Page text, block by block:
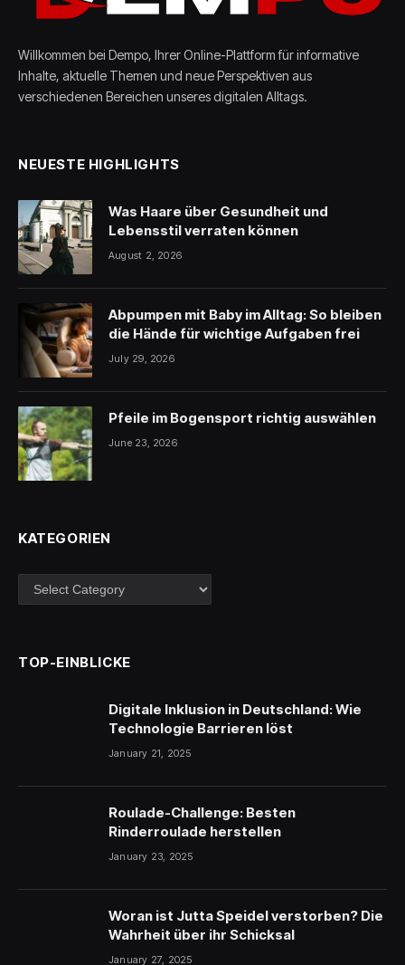
Willkommen bei Dempo, Ihrer Online-Plattform für informative
Inhalte, aktuelle Themen und neue Perspektiven aus
verschiedenen Bereichen unseres digitalen Alltags.
NEUESTE HIGHLIGHTS
Was Haare über Gesundheit und
Lebensstil verraten können
August 2, 2026
Abpumpen mit Baby im Alltag: So bleiben
die Hände für wichtige Aufgaben frei
July 29, 2026
Pfeile im Bogensport richtig auswählen
June 23, 2026
KATEGORIEN
Kategorien
TOP-EINBLICKE
Digitale Inklusion in Deutschland: Wie
Technologie Barrieren löst
January 21, 2025
Roulade-Challenge: Besten
Rinderroulade herstellen
January 23, 2025
Woran ist Jutta Speidel verstorben? Die
Wahrheit über ihr Schicksal
January 27, 2025